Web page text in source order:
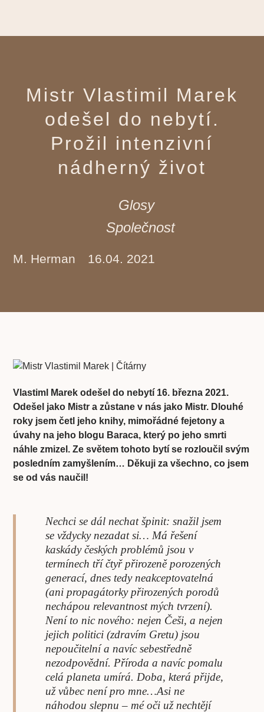
Mistr Vlastimil Marek
odešel do nebytí.
Prožil intenzivní
nádherný život
Glosy
Společnost
M. Herman 16.04. 2021
Vlastiml Marek odešel do nebytí 16. března 2021.
Odešel jako Mistr a zůstane v nás jako Mistr. Dlouhé
roky jsem četl jeho knihy, mimořádné fejetony a
úvahy na jeho blogu Baraca, který po jeho smrti
náhle zmizel. Ze světem tohoto bytí se rozloučil svým
posledním zamyšlením… Děkuji za všechno, co jsem
se od vás naučil!
Nechci se dál nechat špinit: snažil jsem
se vždycky nezadat si… Má řešení
kaskády českých problémů jsou v
termínech tří čtyř přirozeně porozených
generací, dnes tedy neakceptovatelná
(ani propagátorky přirozených porodů
nechápou relevantnost mých tvrzení).
Není to nic nového: nejen Češi, a nejen
jejich politici (zdravím Gretu) jsou
nepoučitelní a navíc sebestředně
nezodpovědní. Příroda a navíc pomalu
celá planeta umírá. Doba, která přijde,
už vůbec není pro mne…Asi ne
náhodou slepnu – mé oči už nechtějí